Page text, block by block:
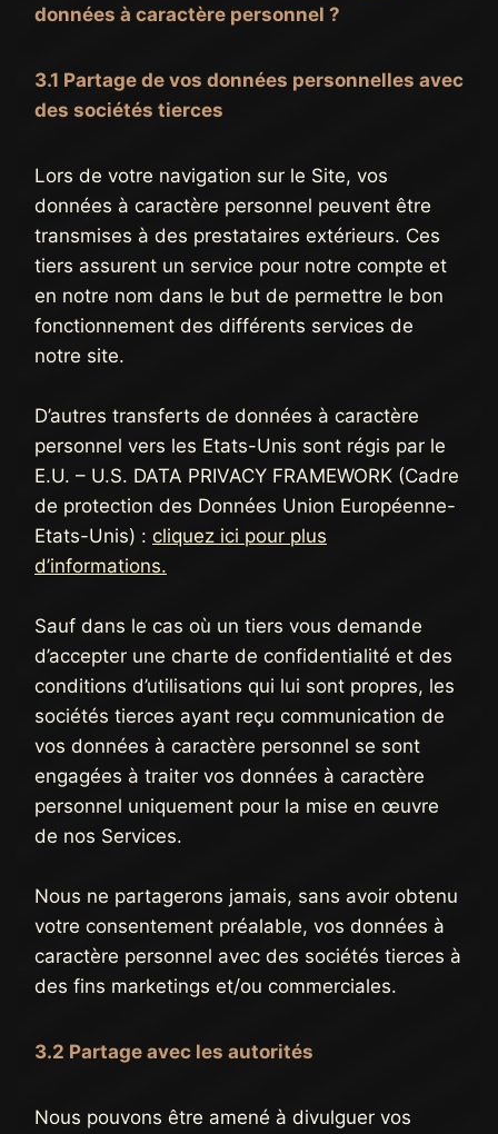
données à caractère personnel ?
3.1 Partage de vos données personnelles avec
des sociétés tierces
Lors de votre navigation sur le Site, vos
données à caractère personnel peuvent être
transmises à des prestataires extérieurs. Ces
tiers assurent un service pour notre compte et
en notre nom dans le but de permettre le bon
fonctionnement des différents services de
notre site.
D’autres transferts de données à caractère
personnel vers les Etats-Unis sont régis par le
E.U. – U.S. DATA PRIVACY FRAMEWORK (Cadre
de protection des Données Union Européenne-
Etats-Unis) : cliquez ici pour plus
d’informations.
Sauf dans le cas où un tiers vous demande
d’accepter une charte de confidentialité et des
conditions d’utilisations qui lui sont propres, les
sociétés tierces ayant reçu communication de
vos données à caractère personnel se sont
engagées à traiter vos données à caractère
personnel uniquement pour la mise en œuvre
de nos Services.
Nous ne partagerons jamais, sans avoir obtenu
votre consentement préalable, vos données à
caractère personnel avec des sociétés tierces à
des fins marketings et/ou commerciales.
3.2 Partage avec les autorités
Nous pouvons être amené à divulguer vos